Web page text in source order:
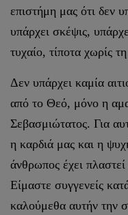
επιστήμη μας ότι δεν
υπάρχει σκέψις,
τυχαίο, τίποτα χωρίς
Δεν υπάρχει καμία
από το Θεό, μόνο η
Σεβασμιώτατος. Για
η καρδιά μας και η
άνθρωπος έχει
Είμαστε συγγενείς
καλούμεθα αυτήν την